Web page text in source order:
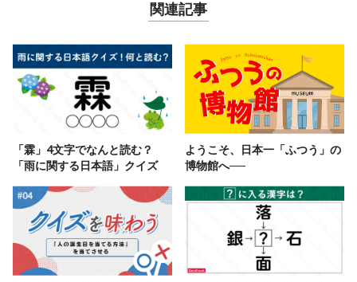
関連記事
「霖」4文字でなんと読む？
「雨に関する日本語」クイズ
ようこそ、日本一「ふつう」の
博物館へ──